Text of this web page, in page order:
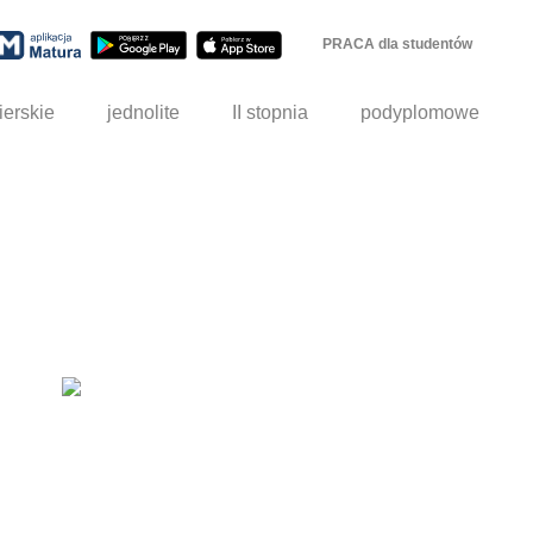
PRACA dla studentów
jednolite II stopnia podyplomowe